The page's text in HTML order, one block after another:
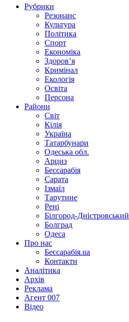
Рубрики
Резонанс
Культура
Політика
Спорт
Економіка
Здоров’я
Кримінал
Екологія
Освіта
Персона
Райони
Світ
Кілія
Україна
Татарбунари
Одеська обл.
Арциз
Бессарабія
Сарата
Ізмаїл
Тарутине
Рені
Білгород-Дністровський
Болград
Одеса
Про нас
Бессарабія.ua
Контакти
Аналітика
Архів
Реклама
Агент 007
Відео